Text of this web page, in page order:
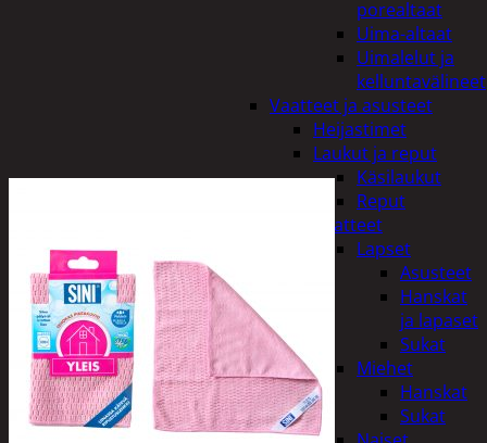
porealtaat
Uima-altaat
Uimalelut ja
kelluntavälineet
Vaatteet ja asusteet
Heijastimet
Laukut ja reput
Käsilaukut
Reput
Vaatteet
Lapset
Asusteet
Hanskat
ja lapaset
Sukat
Miehet
Hanskat
Sukat